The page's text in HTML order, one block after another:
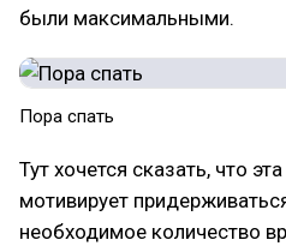
были максимальными.
Пора спать
Тут хочется сказать, что
мотивирует
необходимое количество